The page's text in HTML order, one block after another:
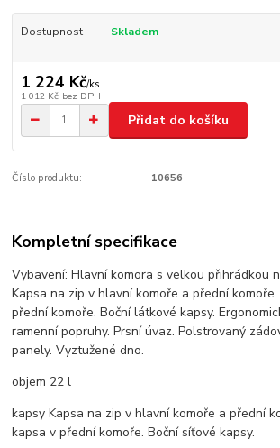
Dostupnost Skladem
1 224 Kč/ks
1 012 Kč bez DPH
Přidat do košíku
Číslo produktu: 10656
Kompletní specifikace
Vybavení: Hlavní komora s velkou přihrádkou
Kapsa na zip v hlavní komoře a přední
přední komoře. Boční látkové kapsy.
ramenní popruhy. Prsní úvaz. Polstrovaný
panely. Vyztužené dno.
objem 22 l
kapsy Kapsa na zip v hlavní komoře a přední
kapsa v přední komoře. Boční síťové kapsy.